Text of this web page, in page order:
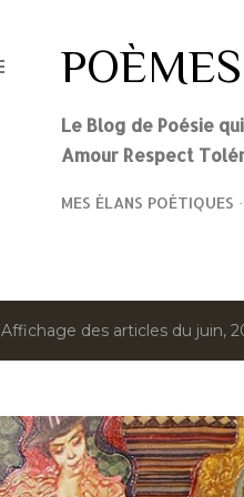
Le Blog de Poésie
Amour Respect
MES ÉLANS POÉTIQUES
Affichage des articles du juin,